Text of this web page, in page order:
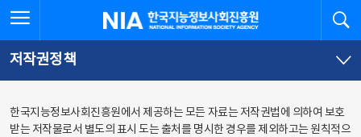
문
로
가
체
뉴
바
가
한국지능정보사회진흥원
저작권정책
한국지능정보사회진흥원에서 제공하는 모든 자료는 저작권법에 의하여 보호
받는 저작물로서 별도의 표시 도는 출처를 명시한 경우를 제외하고는 원칙적으